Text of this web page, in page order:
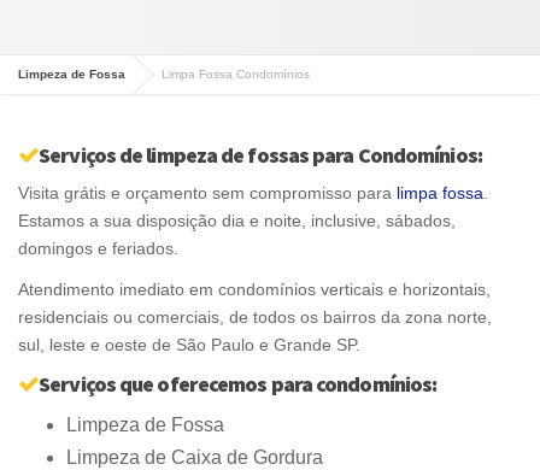
Limpeza de Fossa Limpa Fossa Condomínios
Serviços de limpeza de fossas para Condomínios:
Visita grátis e orçamento sem compromisso para limpa fossa.
Estamos a sua disposição dia e noite, inclusive, sábados,
domingos e feriados.
Atendimento imediato em condomínios verticais e horizontais,
residenciais ou comerciais, de todos os bairros da zona norte,
sul, leste e oeste de São Paulo e Grande SP.
Serviços que oferecemos para condomínios:
Limpeza de Fossa
Limpeza de Caixa de Gordura